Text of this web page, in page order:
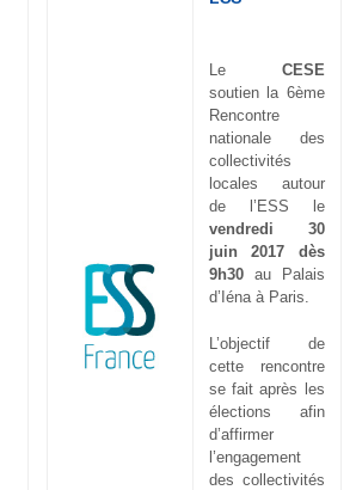
LeCESE
soutien la 6ème
Rencontre
nationale des
collectivités
locales autour
de l’ESS le
vendredi 30
juin 2017 dès
9h30au Palais
d’Iéna à Paris.
L’objectif de
cette rencontre
se fait après les
élections afin
d’affirmer
l’engagement
des collectivités